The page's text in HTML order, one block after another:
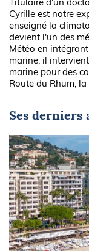
Titulaire d'un
Cyrille est notre
enseigné la
devient l'un des
Météo en
marine, il
marine pour des
Route du Rhum,
Ses derniers